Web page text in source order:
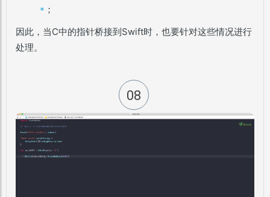
* ；
因此，当C中的指针桥接到Swift时，也要针对这些情况进行
处理。
08